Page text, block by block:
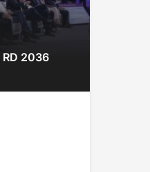
2036